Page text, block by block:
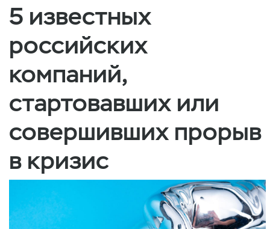
5 известных
российских
компаний,
стартовавших или
совершивших прорыв
в кризис